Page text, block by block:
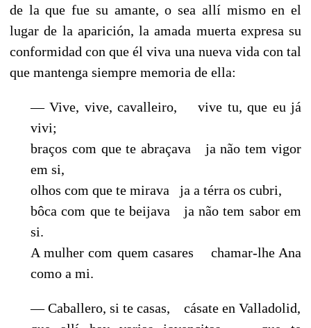
de la que fue su amante, o sea allí mismo en el
lugar de la aparición, la amada muerta expresa su
conformidad con que él viva una nueva vida con tal
que mantenga siempre memoria de ella:
— Vive, vive, cavalleiro, vive tu, que eu já
vivi;
braços com que te abraçava ja não tem vigor
em si,
olhos com que te mirava ja a térra os cubri,
bôca com que te beijava ja não tem sabor em
si.
A mulher com quem casares chamar-lhe Ana
como a mi.
— Caballero, si te casas, cásate en Valladolid,